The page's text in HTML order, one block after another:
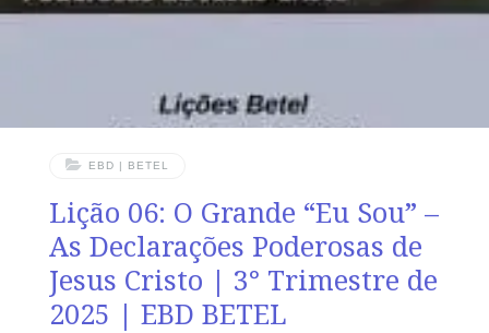
EBD | BETEL
Lição 06: O Grande “Eu Sou” –
As Declarações Poderosas de
Jesus Cristo | 3° Trimestre de
2025 | EBD BETEL